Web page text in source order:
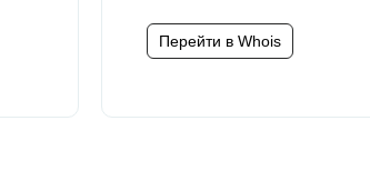
Перейти в Whois